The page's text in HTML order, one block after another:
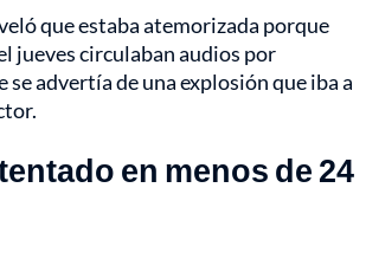
que estaba atemorizada porque
jueves circulaban audios por
advertía de una explosión que iba a
en menos de 24